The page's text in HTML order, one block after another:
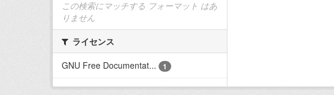
この検索にマッチする フォーマット はあ
りません
ライセンス
GNU Free Documentat...
1